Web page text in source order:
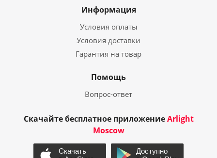
Информация
Условия оплаты
Условия доставки
Гарантия на товар
Помощь
Вопрос-ответ
Скачайте бесплатное приложениеArlight
Moscow